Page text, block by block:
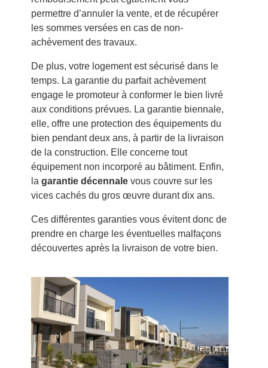
permettre d’annuler la vente, et de récupérer
les sommes versées en cas de non-
achèvement des travaux.
De plus, votre logement est sécurisé dans le
temps. La garantie du parfait achèvement
engage le promoteur à conformer le bien livré
aux conditions prévues. La garantie biennale,
elle, offre une protection des équipements du
bien pendant deux ans, à partir de la livraison
de la construction. Elle concerne tout
équipement non incorporé au bâtiment. Enfin,
la garantie décennalevous couvre sur les
vices cachés du gros œuvre durant dix ans.
Ces différentes garanties vous évitent donc de
prendre en charge les éventuelles malfaçons
découvertes après la livraison de votre bien.